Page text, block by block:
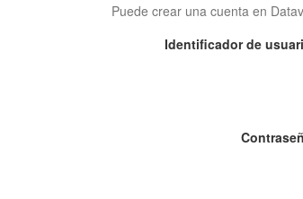
Puede crear una cuenta en
Identificador de